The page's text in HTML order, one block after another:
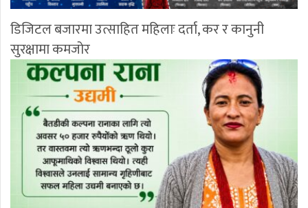
डिजिटल बजारमा उत्साहित महिलाः दर्ता, कर र कानुनी
सुरक्षामा कमजोर